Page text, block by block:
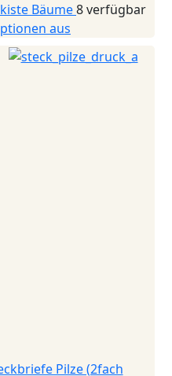
Bäume8 verfügbar
aus
Pilze (2fach